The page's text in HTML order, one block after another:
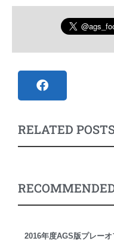
RELATED
2016年度AGS版プレーオ